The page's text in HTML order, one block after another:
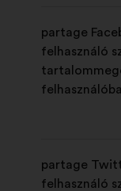
partage
felhasználó
partage
felhasználó